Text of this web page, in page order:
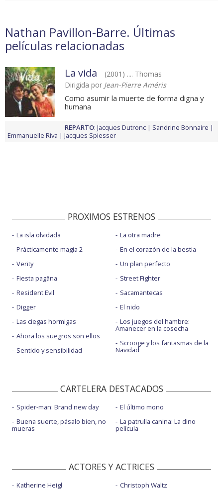
Nathan Pavillon-Barre. Últimas
películas relacionadas
La vida
(2001) .... Thomas
Dirigida por Jean-Pierre Améris
Como asumir la muerte de forma digna y
humana
REPARTO: Jacques Dutronc
Sandrine Bonnaire
Emmanuelle Riva
Jacques Spiesser
PROXIMOS ESTRENOS
La isla olvidada
Prácticamente magia 2
Verity
Fiesta pagäna
Resident Evil
Digger
Las ciegas hormigas
Ahora los suegros son ellos
Sentido y sensibilidad
La otra madre
En el corazón de la bestia
Un plan perfecto
Street Fighter
Sacamantecas
El nido
Los juegos del hambre:
Amanecer en la cosecha
Scrooge y los fantasmas de la
Navidad
CARTELERA DESTACADOS
Spider-man: Brand new day
Buena suerte, pásalo bien, no
mueras
El último mono
La patrulla canina: La dino
película
ACTORES Y ACTRICES
Katherine Heigl
Christoph Waltz